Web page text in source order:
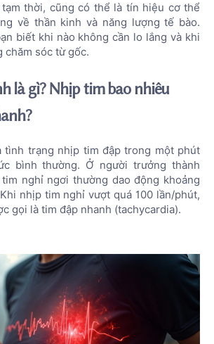
thời, cũng có thể là tín hiệu cơ thể
về thần kinh và năng lượng tế bào.
biết khi nào không cần lo lắng và khi
chăm sóc từ gốc.
là gì? Nhịp tim bao nhiêu
tình trạng nhịp tim đập trong một phút
bình thường. Ở người trưởng thành
nghỉ ngơi thường dao động khoảng
nhịp tim nghỉ vượt quá 100 lần/phút,
gọi là tim đập nhanh (tachycardia).